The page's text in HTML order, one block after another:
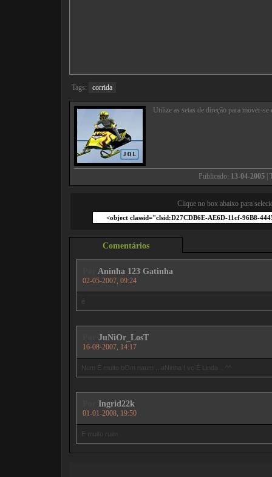
Tags: corrida
Utilize as setas de direção para mover-
Publicado: 13-04-2005 |
Clique no box abaixo para
Comentários
Aninha 123 Gatinha
02-05-2007, 09:24
é
JuNiOr_LosT
16-08-2007, 14:17
Num É muito bOm naum ...aNinha ! vc É Linda .. ^^
Ingrid22k
01-01-2008, 19:50
E muito ruim